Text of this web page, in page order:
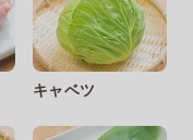
キャベツ